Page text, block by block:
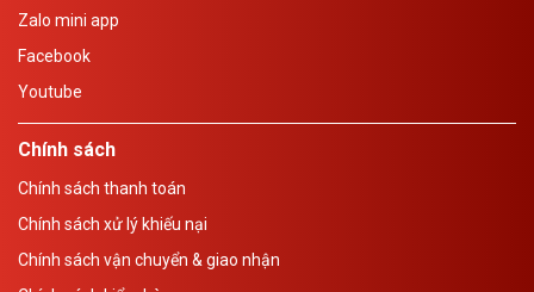
Zalo mini app
Facebook
Youtube
Chính sách
Chính sách thanh toán
Chính sách xử lý khiếu nại
Chính sách vận chuyển & giao nhận